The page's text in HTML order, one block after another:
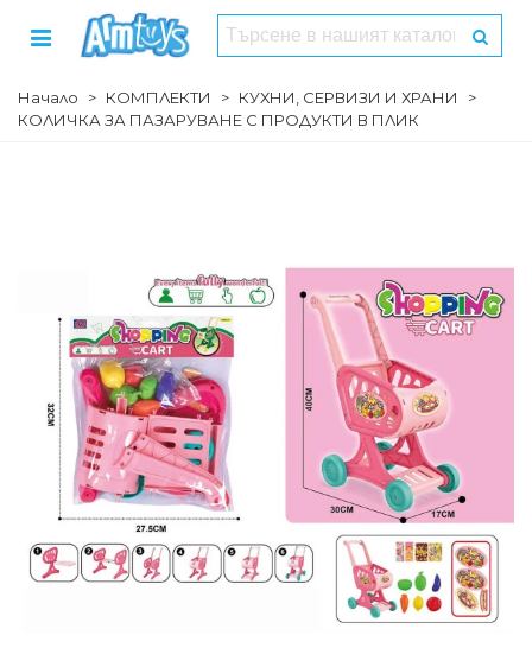
Начало > КОМПЛЕКТИ > КУХНИ, СЕРВИЗИ И ХРАНИ
>
КОЛИЧКА ЗА ПАЗАРУВАНЕ С ПРОДУКТИ В ПЛИК